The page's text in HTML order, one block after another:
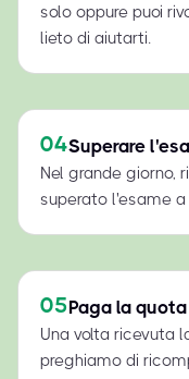
solo oppure puoi
lieto di aiutarti.
04Superare
Nel grande giorno,
superato l'esame a
05Paga la quota
Una volta ricevuta
preghiamo di